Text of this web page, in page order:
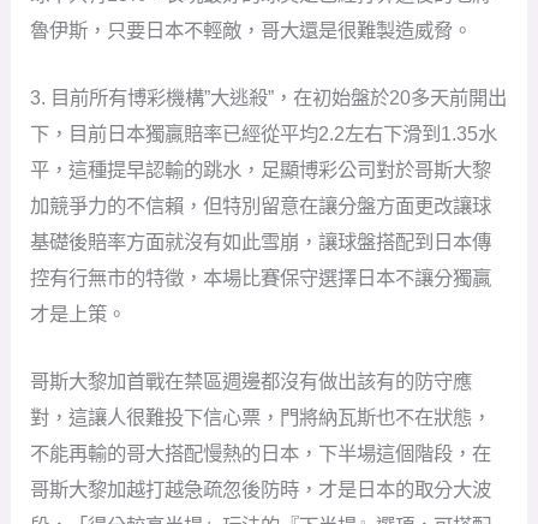
魯伊斯，只要日本不輕敵，哥大還是很難製造威脅。
3. 目前所有博彩機構”大逃殺”，在初始盤於20多天前開出
下，目前日本獨贏賠率已經從平均2.2左右下滑到1.35水
平，這種提早認輸的跳水，足顯博彩公司對於哥斯大黎
加競爭力的不信賴，但特別留意在讓分盤方面更改讓球
基礎後賠率方面就沒有如此雪崩，讓球盤搭配到日本傳
控有行無市的特徵，本場比賽保守選擇日本不讓分獨贏
才是上策。
哥斯大黎加首戰在禁區週邊都沒有做出該有的防守應
對，這讓人很難投下信心票，門將納瓦斯也不在狀態，
不能再輸的哥大搭配慢熱的日本，下半場這個階段，在
哥斯大黎加越打越急疏忽後防時，才是日本的取分大波